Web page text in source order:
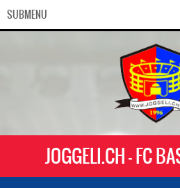
SUBMENU
JOGGELI.CH - FC